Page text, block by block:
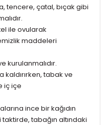
tencere, çatal, bıçak gibi
ile ovularak
maddeleri
kurulanmalıdır.
tabak ve
iç içe
ince bir kağıdın
tabağın altındaki